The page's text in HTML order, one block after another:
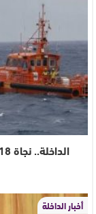
الداخلة.. نجاة 18 بحارا بعد غرق مركب صيد السردين “أمانة”
أخبار الداخلة